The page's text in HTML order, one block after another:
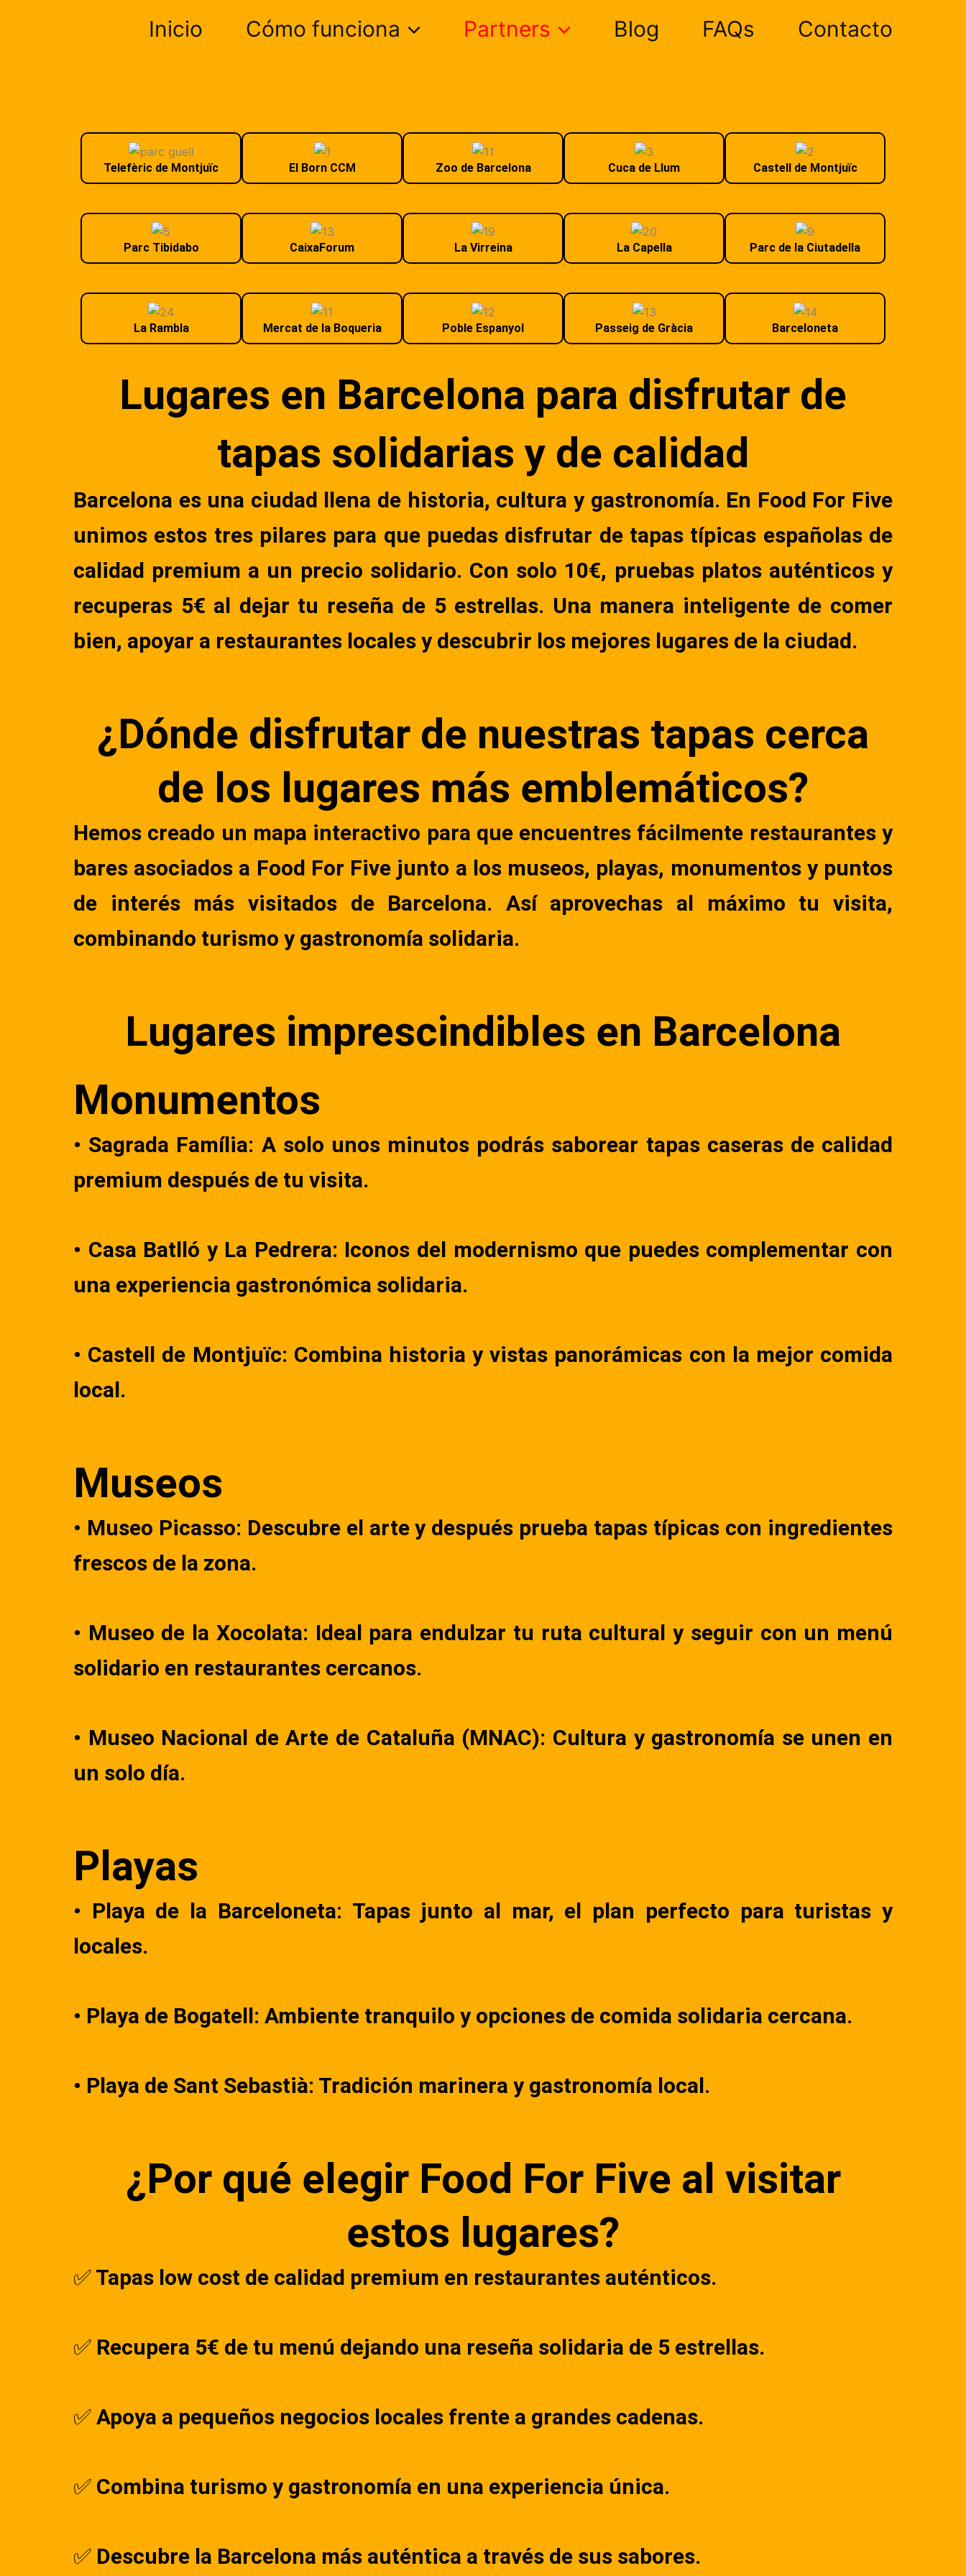
Inicio Cómo funciona Partners Blog FAQs Contacto
Telefèric de Montjuïc El Born CCM Zoo de Barcelona Cuca de Llum Castell de Montjuïc
Parc Tibidabo CaixaForum La Virreina La Capella Parc de la Ciutadella
La Rambla Mercat de la Boqueria Poble Espanyol Passeig de Gràcia Barceloneta
Lugares en Barcelona para disfrutar de
tapas solidarias y de calidad
Barcelona es una ciudad llena de historia, cultura y gastronomía. En Food For Five
unimos estos tres pilares para que puedas disfrutar de tapas típicas españolas de
calidad premium a un precio solidario. Con solo 10€, pruebas platos auténticos y
recuperas 5€ al dejar tu reseña de 5 estrellas. Una manera inteligente de comer
bien, apoyar a restaurantes locales y descubrir los mejores lugares de la ciudad.
¿Dónde disfrutar de nuestras tapas cerca
de los lugares más emblemáticos?
Hemos creado un mapa interactivo para que encuentres fácilmente restaurantes y
bares asociados a Food For Five junto a los museos, playas, monumentos y puntos
de interés más visitados de Barcelona. Así aprovechas al máximo tu visita,
combinando turismo y gastronomía solidaria.
Lugares imprescindibles en Barcelona
Monumentos
• Sagrada Família: A solo unos minutos podrás saborear tapas caseras de calidad
premium después de tu visita.
• Casa Batlló y La Pedrera: Iconos del modernismo que puedes complementar con
una experiencia gastronómica solidaria.
• Castell de Montjuïc: Combina historia y vistas panorámicas con la mejor comida
local.
Museos
• Museo Picasso: Descubre el arte y después prueba tapas típicas con ingredientes
frescos de la zona.
• Museo de la Xocolata: Ideal para endulzar tu ruta cultural y seguir con un menú
solidario en restaurantes cercanos.
• Museo Nacional de Arte de Cataluña (MNAC): Cultura y gastronomía se unen en
un solo día.
Playas
• Playa de la Barceloneta: Tapas junto al mar, el plan perfecto para turistas y
locales.
• Playa de Bogatell: Ambiente tranquilo y opciones de comida solidaria cercana.
• Playa de Sant Sebastià: Tradición marinera y gastronomía local.
¿Por qué elegir Food For Five al visitar
estos lugares?
✅ Tapas low cost de calidad premium en restaurantes auténticos.
✅ Recupera 5€ de tu menú dejando una reseña solidaria de 5 estrellas.
✅ Apoya a pequeños negocios locales frente a grandes cadenas.
✅ Combina turismo y gastronomía en una experiencia única.
✅ Descubre la Barcelona más auténtica a través de sus sabores.